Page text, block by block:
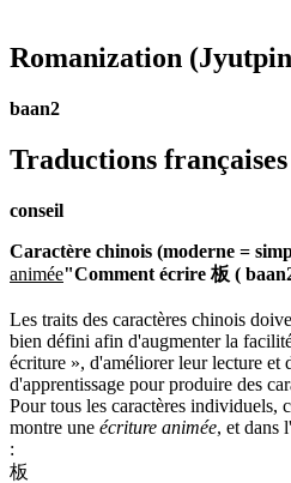
Romanization
baan2
Traductions françaises
conseil
Caractère chinois (moderne =
animée"Comment écrire 板 (
Les traits des caractères chinois
bien défini afin d'augmenter la
écriture », d'améliorer leur lecture et
d'apprentissage pour produire des
Pour tous les caractères individuels,
montre une écriture animée, et dans
:
板